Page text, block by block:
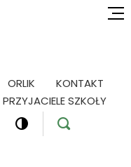
ORLIK
KONTAKT
PRZYJACIELE SZKOŁY
 